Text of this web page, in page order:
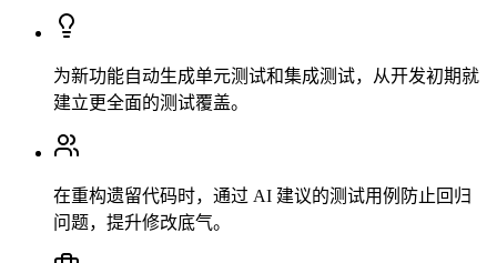
为新功能自动生成单元测试和集成测试，从开发初期就
建立更全面的测试覆盖。
在重构遗留代码时，通过 AI 建议的测试用例防止回归
问题，提升修改底气。